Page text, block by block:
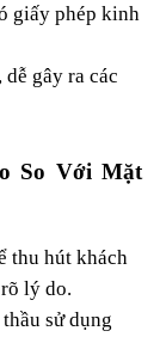
giấy phép kinh
gây ra các
So Với Mặt
thu hút khách
lý do.
sử dụng